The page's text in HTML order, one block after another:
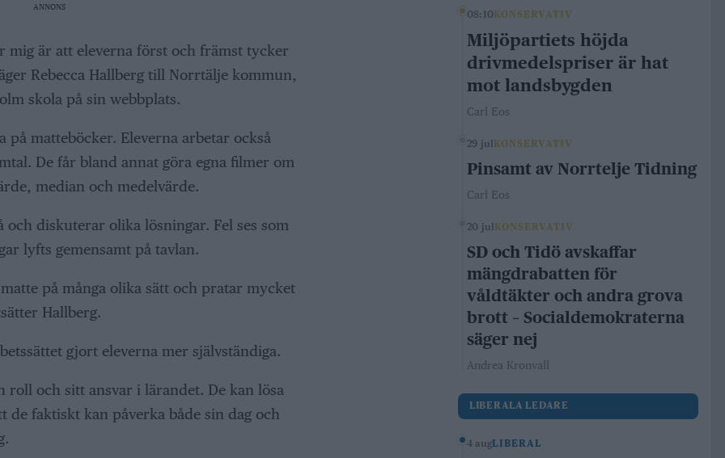
ANNONS
mig är att eleverna först och främst tycker
Rebecca Hallberg till Norrtälje kommun,
skola på sin webbplats.
på matteböcker. Eleverna arbetar också
De får bland annat göra egna filmer om
median och medelvärde.
och diskuterar olika lösningar. Fel ses som
lyfts gemensamt på tavlan.
på många olika sätt och pratar mycket
Hallberg.
gjort eleverna mer självständiga.
roll och sitt ansvar i lärandet. De kan lösa
de faktiskt kan påverka både sin dag och
08:10 KONSERVATIV
Miljöpartiets höjda
drivmedelspriser är hat
mot landsbygden
Carl Eos
29 jul KONSERVATIV
Pinsamt av Norrtelje Tidning
Carl Eos
20 jul KONSERVATIV
SD och Tidö avskaffar
mängdrabatten för
våldtäkter och andra grova
brott – Socialdemokraterna
säger nej
Andrea Kronvall
LIBERALA LEDARE
4 augLIBERAL